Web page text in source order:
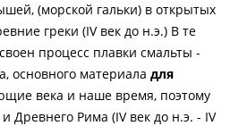
(морской гальки) в открытых
греки (IV век до н.э.) В те
процесс плавки смальты -
основного материала для
века и наше время, поэтому
Древнего Рима (IV век до н.э. - IV